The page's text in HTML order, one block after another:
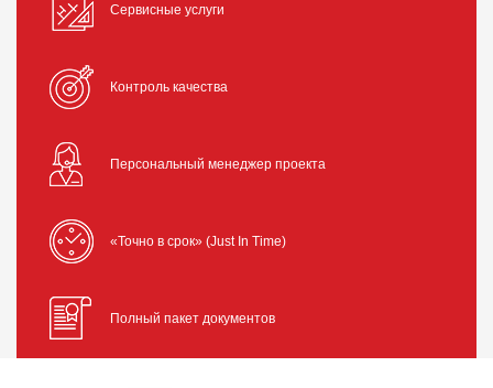
Сервисные услуги
Контроль качества
Персональный менеджер проекта
«Точно в срок» (Just In Time)
Полный пакет документов